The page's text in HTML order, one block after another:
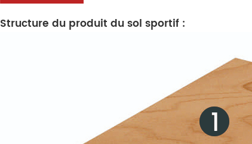
Structure du produit du sol sportif :